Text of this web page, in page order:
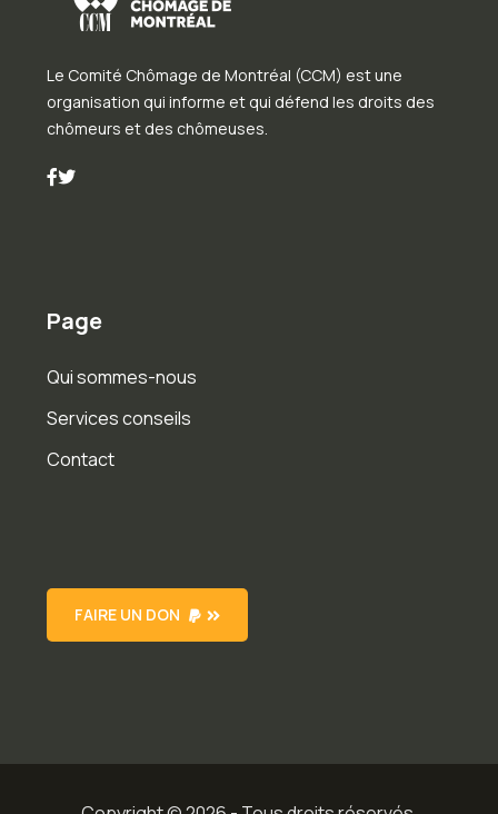
Le Comité Chômage de Montréal (CCM) est une
organisation qui informe et qui défend les droits des
chômeurs et des chômeuses.
Page
Qui sommes-nous
Services conseils
Contact
FAIRE UN DON